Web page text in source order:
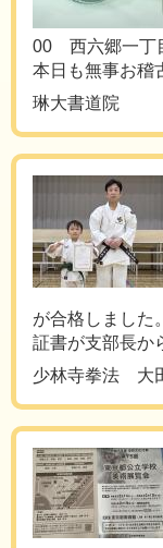
00 西六郷一丁
本日も無事お稽
琳大書道院
が合格しました
証書が支部長か
少林寺拳法 大